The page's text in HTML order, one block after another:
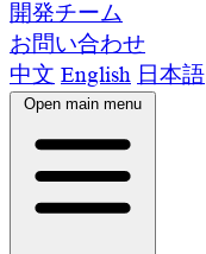
開発チーム
お問い合わせ
中文 English 日本語
Open main menu